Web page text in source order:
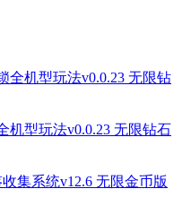
机型玩法v0.0.23 无限钻石